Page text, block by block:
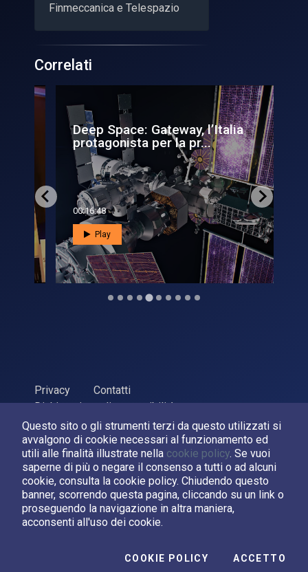
Questo sito o gli strumenti terzi da questo utilizzati si
avvalgono di cookie necessari al funzionamento ed
utili alle finalità illustrate nella cookie policy. Se vuoi
saperne di più o negare il consenso a tutti o ad alcuni
cookie, consulta la cookie policy. Chiudendo questo
banner, scorrendo questa pagina, cliccando su un link o
proseguendo la navigazione in altra maniera,
acconsenti all'uso dei cookie.
COOKIE POLICY ACCETTO
Finmeccanica e Telespazio
Correlati
Deep Space: Gateway, l’Italia
protagonista per la pr...
00:16:48
Play
Privacy
Contatti
Dichiarazione di accessibilità
ASI Agenzia Spaziale Italiana, 2026. P.Iva 03638121008
Sviluppato daLPM
Seguici su:
Asi su Facebook
Asi su XCanale Asi su YouTube